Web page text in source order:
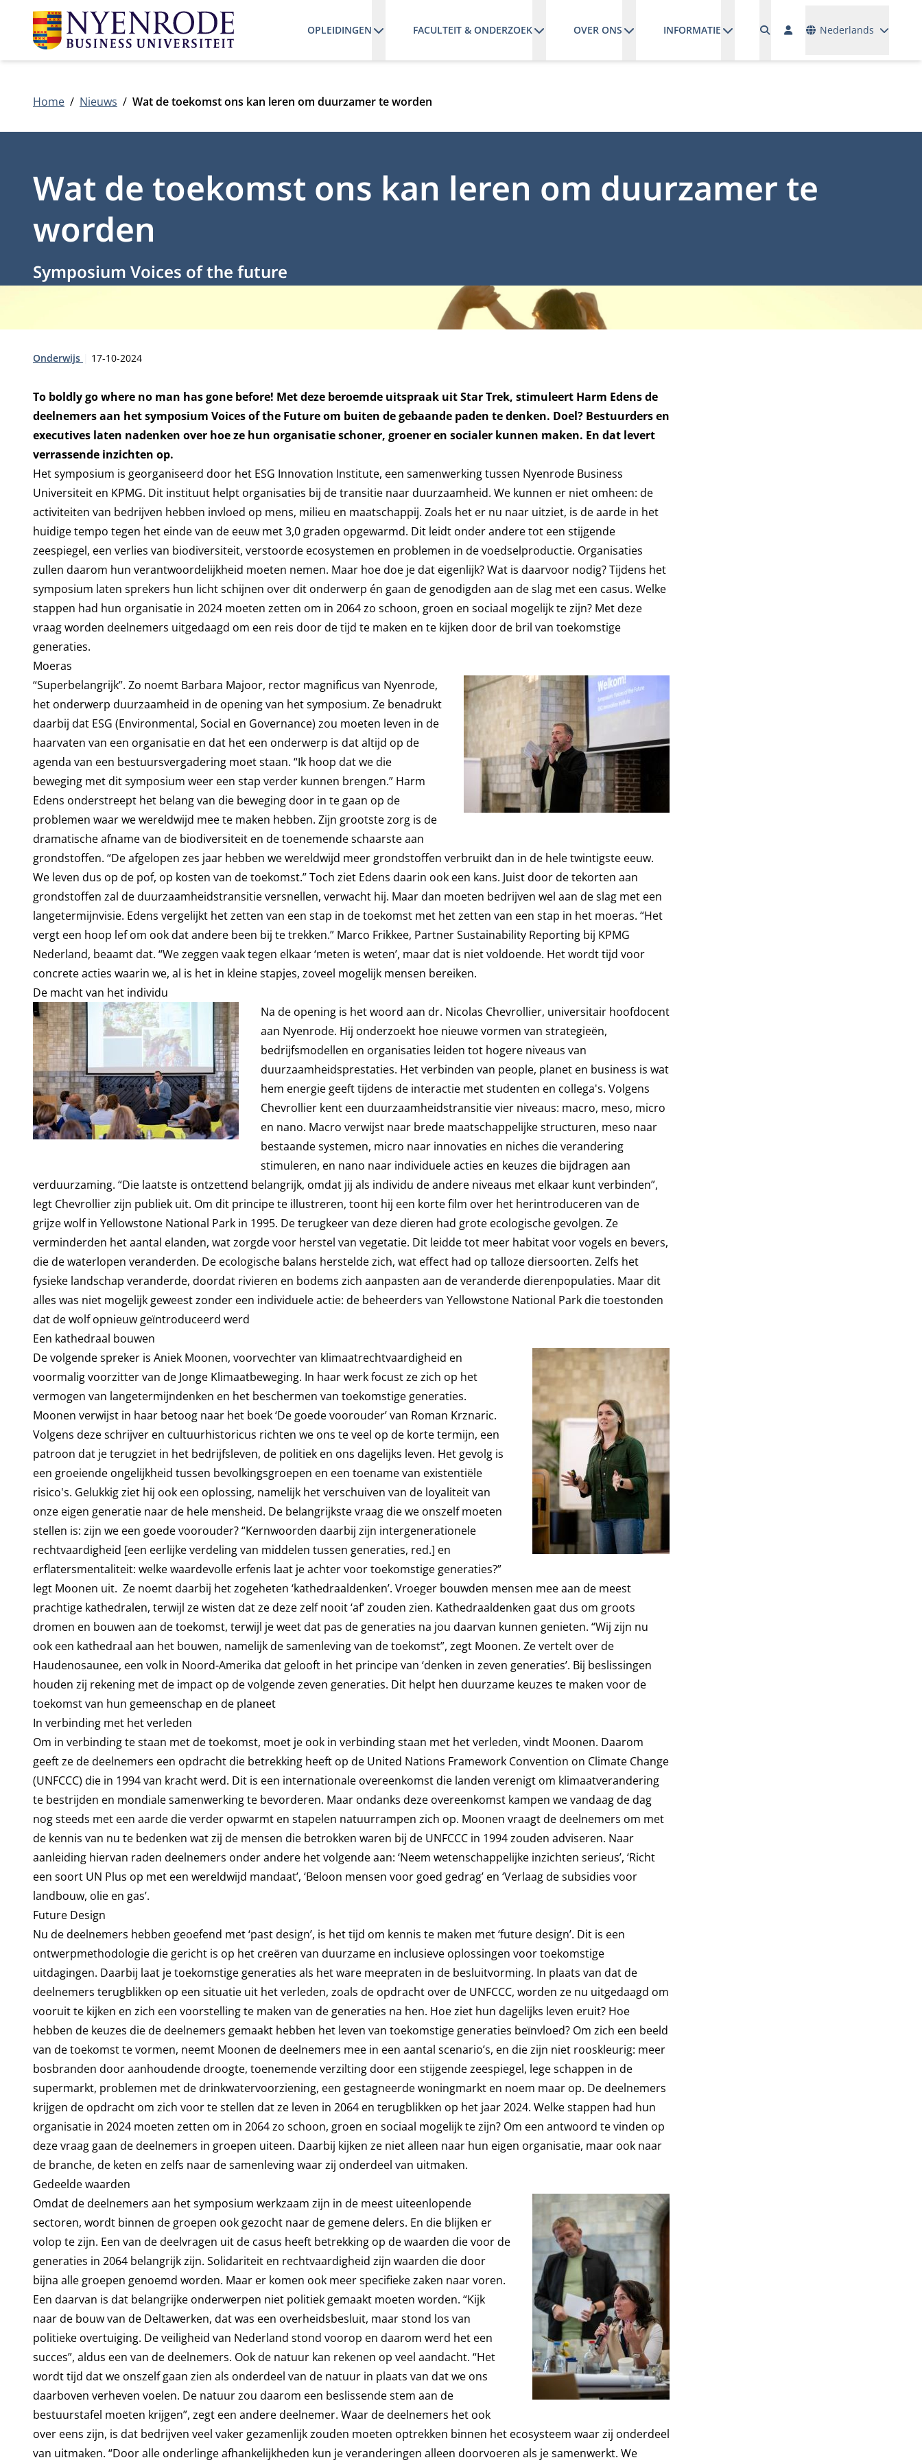
OPLEIDINGEN FACULTEIT & ONDERZOEK OVER ONS INFORMATIE Nederlands
Home Nieuws Wat de toekomst ons kan leren om duurzamer te worden
Wat de toekomst ons kan leren om duurzamer te
worden
Symposium Voices of the future
Type:
Onderwijs Publicatiedatum:
17-10-2024
To boldly go where no man has gone before! Met deze beroemde uitspraak uit Star Trek, stimuleert Harm Edens de
deelnemers aan het symposium Voices of the Future om buiten de gebaande paden te denken. Doel? Bestuurders en
executives laten nadenken over hoe ze hun organisatie schoner, groener en socialer kunnen maken. En dat levert
verrassende inzichten op.
Het symposium is georganiseerd door het ESG Innovation Institute, een samenwerking tussen Nyenrode Business
Universiteit en KPMG. Dit instituut helpt organisaties bij de transitie naar duurzaamheid. We kunnen er niet omheen: de
activiteiten van bedrijven hebben invloed op mens, milieu en maatschappij. Zoals het er nu naar uitziet, is de aarde in het
huidige tempo tegen het einde van de eeuw met 3,0 graden opgewarmd. Dit leidt onder andere tot een stijgende
zeespiegel, een verlies van biodiversiteit, verstoorde ecosystemen en problemen in de voedselproductie. Organisaties
zullen daarom hun verantwoordelijkheid moeten nemen. Maar hoe doe je dat eigenlijk? Wat is daarvoor nodig? Tijdens het
symposium laten sprekers hun licht schijnen over dit onderwerp én gaan de genodigden aan de slag met een casus. Welke
stappen had hun organisatie in 2024 moeten zetten om in 2064 zo schoon, groen en sociaal mogelijk te zijn? Met deze
vraag worden deelnemers uitgedaagd om een reis door de tijd te maken en te kijken door de bril van toekomstige
generaties.
Moeras
“Superbelangrijk”. Zo noemt Barbara Majoor, rector magnificus van Nyenrode,
het onderwerp duurzaamheid in de opening van het symposium. Ze benadrukt
daarbij dat ESG (Environmental, Social en Governance) zou moeten leven in de
haarvaten van een organisatie en dat het een onderwerp is dat altijd op de
agenda van een bestuursvergadering moet staan. “Ik hoop dat we die
beweging met dit symposium weer een stap verder kunnen brengen.” Harm
Edens onderstreept het belang van die beweging door in te gaan op de
problemen waar we wereldwijd mee te maken hebben. Zijn grootste zorg is de
dramatische afname van de biodiversiteit en de toenemende schaarste aan
grondstoffen. “De afgelopen zes jaar hebben we wereldwijd meer grondstoffen verbruikt dan in de hele twintigste eeuw.
We leven dus op de pof, op kosten van de toekomst.” Toch ziet Edens daarin ook een kans. Juist door de tekorten aan
grondstoffen zal de duurzaamheidstransitie versnellen, verwacht hij. Maar dan moeten bedrijven wel aan de slag met een
langetermijnvisie. Edens vergelijkt het zetten van een stap in de toekomst met het zetten van een stap in het moeras. “Het
vergt een hoop lef om ook dat andere been bij te trekken.” Marco Frikkee, Partner Sustainability Reporting bij KPMG
Nederland, beaamt dat. “We zeggen vaak tegen elkaar ‘meten is weten’, maar dat is niet voldoende. Het wordt tijd voor
concrete acties waarin we, al is het in kleine stapjes, zoveel mogelijk mensen bereiken.
De macht van het individu
Na de opening is het woord aan dr. Nicolas Chevrollier, universitair hoofdocent
aan Nyenrode. Hij onderzoekt hoe nieuwe vormen van strategieën,
bedrijfsmodellen en organisaties leiden tot hogere niveaus van
duurzaamheidsprestaties. Het verbinden van people, planet en business is wat
hem energie geeft tijdens de interactie met studenten en collega's. Volgens
Chevrollier kent een duurzaamheidstransitie vier niveaus: macro, meso, micro
en nano. Macro verwijst naar brede maatschappelijke structuren, meso naar
bestaande systemen, micro naar innovaties en niches die verandering
stimuleren, en nano naar individuele acties en keuzes die bijdragen aan
verduurzaming. “Die laatste is ontzettend belangrijk, omdat jij als individu de andere niveaus met elkaar kunt verbinden”,
legt Chevrollier zijn publiek uit. Om dit principe te illustreren, toont hij een korte film over het herintroduceren van de
grijze wolf in Yellowstone National Park in 1995. De terugkeer van deze dieren had grote ecologische gevolgen. Ze
verminderden het aantal elanden, wat zorgde voor herstel van vegetatie. Dit leidde tot meer habitat voor vogels en bevers,
die de waterlopen veranderden. De ecologische balans herstelde zich, wat effect had op talloze diersoorten. Zelfs het
fysieke landschap veranderde, doordat rivieren en bodems zich aanpasten aan de veranderde dierenpopulaties. Maar dit
alles was niet mogelijk geweest zonder een individuele actie: de beheerders van Yellowstone National Park die toestonden
dat de wolf opnieuw geïntroduceerd werd
Een kathedraal bouwen
De volgende spreker is Aniek Moonen, voorvechter van klimaatrechtvaardigheid en
voormalig voorzitter van de Jonge Klimaatbeweging. In haar werk focust ze zich op het
vermogen van langetermijndenken en het beschermen van toekomstige generaties.
Moonen verwijst in haar betoog naar het boek ‘De goede voorouder’ van Roman Krznaric.
Volgens deze schrijver en cultuurhistoricus richten we ons te veel op de korte termijn, een
patroon dat je terugziet in het bedrijfsleven, de politiek en ons dagelijks leven. Het gevolg is
een groeiende ongelijkheid tussen bevolkingsgroepen en een toename van existentiële
risico's. Gelukkig ziet hij ook een oplossing, namelijk het verschuiven van de loyaliteit van
onze eigen generatie naar de hele mensheid. De belangrijkste vraag die we onszelf moeten
stellen is: zijn we een goede voorouder? “Kernwoorden daarbij zijn intergenerationele
rechtvaardigheid [een eerlijke verdeling van middelen tussen generaties, red.] en
erflatersmentaliteit: welke waardevolle erfenis laat je achter voor toekomstige generaties?”
legt Moonen uit. Ze noemt daarbij het zogeheten ‘kathedraaldenken’. Vroeger bouwden mensen mee aan de meest
prachtige kathedralen, terwijl ze wisten dat ze deze zelf nooit ‘af’ zouden zien. Kathedraaldenken gaat dus om groots
dromen en bouwen aan de toekomst, terwijl je weet dat pas de generaties na jou daarvan kunnen genieten. “Wij zijn nu
ook een kathedraal aan het bouwen, namelijk de samenleving van de toekomst”, zegt Moonen. Ze vertelt over de
Haudenosaunee, een volk in Noord-Amerika dat gelooft in het principe van ‘denken in zeven generaties’. Bij beslissingen
houden zij rekening met de impact op de volgende zeven generaties. Dit helpt hen duurzame keuzes te maken voor de
toekomst van hun gemeenschap en de planeet
In verbinding met het verleden
Om in verbinding te staan met de toekomst, moet je ook in verbinding staan met het verleden, vindt Moonen. Daarom
geeft ze de deelnemers een opdracht die betrekking heeft op de United Nations Framework Convention on Climate Change
(UNFCCC) die in 1994 van kracht werd. Dit is een internationale overeenkomst die landen verenigt om klimaatverandering
te bestrijden en mondiale samenwerking te bevorderen. Maar ondanks deze overeenkomst kampen we vandaag de dag
nog steeds met een aarde die verder opwarmt en stapelen natuurrampen zich op. Moonen vraagt de deelnemers om met
de kennis van nu te bedenken wat zij de mensen die betrokken waren bij de UNFCCC in 1994 zouden adviseren. Naar
aanleiding hiervan raden deelnemers onder andere het volgende aan: ‘Neem wetenschappelijke inzichten serieus’, ‘Richt
een soort UN Plus op met een wereldwijd mandaat’, ‘Beloon mensen voor goed gedrag’ en ‘Verlaag de subsidies voor
landbouw, olie en gas’.
Future Design
Nu de deelnemers hebben geoefend met ‘past design’, is het tijd om kennis te maken met ‘future design’. Dit is een
ontwerpmethodologie die gericht is op het creëren van duurzame en inclusieve oplossingen voor toekomstige
uitdagingen. Daarbij laat je toekomstige generaties als het ware meepraten in de besluitvorming. In plaats van dat de
deelnemers terugblikken op een situatie uit het verleden, zoals de opdracht over de UNFCCC, worden ze nu uitgedaagd om
vooruit te kijken en zich een voorstelling te maken van de generaties na hen. Hoe ziet hun dagelijks leven eruit? Hoe
hebben de keuzes die de deelnemers gemaakt hebben het leven van toekomstige generaties beïnvloed? Om zich een beeld
van de toekomst te vormen, neemt Moonen de deelnemers mee in een aantal scenario’s, en die zijn niet rooskleurig: meer
bosbranden door aanhoudende droogte, toenemende verzilting door een stijgende zeespiegel, lege schappen in de
supermarkt, problemen met de drinkwatervoorziening, een gestagneerde woningmarkt en noem maar op. De deelnemers
krijgen de opdracht om zich voor te stellen dat ze leven in 2064 en terugblikken op het jaar 2024. Welke stappen had hun
organisatie in 2024 moeten zetten om in 2064 zo schoon, groen en sociaal mogelijk te zijn? Om een antwoord te vinden op
deze vraag gaan de deelnemers in groepen uiteen. Daarbij kijken ze niet alleen naar hun eigen organisatie, maar ook naar
de branche, de keten en zelfs naar de samenleving waar zij onderdeel van uitmaken.
Gedeelde waarden
Omdat de deelnemers aan het symposium werkzaam zijn in de meest uiteenlopende
sectoren, wordt binnen de groepen ook gezocht naar de gemene delers. En die blijken er
volop te zijn. Een van de deelvragen uit de casus heeft betrekking op de waarden die voor de
generaties in 2064 belangrijk zijn. Solidariteit en rechtvaardigheid zijn waarden die door
bijna alle groepen genoemd worden. Maar er komen ook meer specifieke zaken naar voren.
Een daarvan is dat belangrijke onderwerpen niet politiek gemaakt moeten worden. “Kijk
naar de bouw van de Deltawerken, dat was een overheidsbesluit, maar stond los van
politieke overtuiging. De veiligheid van Nederland stond voorop en daarom werd het een
succes”, aldus een van de deelnemers. Ook de natuur kan rekenen op veel aandacht. “Het
wordt tijd dat we onszelf gaan zien als onderdeel van de natuur in plaats van dat we ons
daarboven verheven voelen. De natuur zou daarom een beslissende stem aan de
bestuurstafel moeten krijgen”, zegt een andere deelnemer. Waar de deelnemers het ook
over eens zijn, is dat bedrijven veel vaker gezamenlijk zouden moeten optrekken binnen het ecosysteem waar zij onderdeel
van uitmaken. “Door alle onderlinge afhankelijkheden kun je veranderingen alleen doorvoeren als je samenwerkt. We